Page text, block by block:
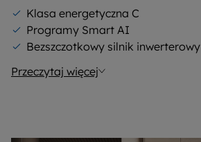
Klasa energetyczna C
Programy Smart AI
Bezszczotkowy silnik inwerterowy
Przeczytaj więcej